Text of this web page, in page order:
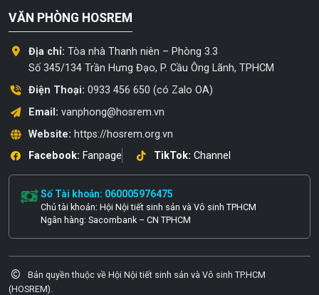
VĂN PHÒNG HOSREM
Địa chỉ: Tòa nhà Thanh niên – Phòng 3.3
Số 345/134 Trần Hưng Đạo, P. Cầu Ông Lãnh, TPHCM
Điện Thoại: 0933 456 650 (có Zalo OA)
Email: vanphong@hosrem.vn
Website: https://hosrem.org.vn
Facebook: Fanpage TikTok: Channel
Số Tài khoản: 060005976475
Chủ tài khoản: Hội Nội tiết sinh sản và Vô sinh TPHCM
Ngân hàng: Sacombank – CN TPHCM
Bản quyền thuộc về Hội Nội tiết sinh sản và Vô sinh TP.HCM
(HOSREM).